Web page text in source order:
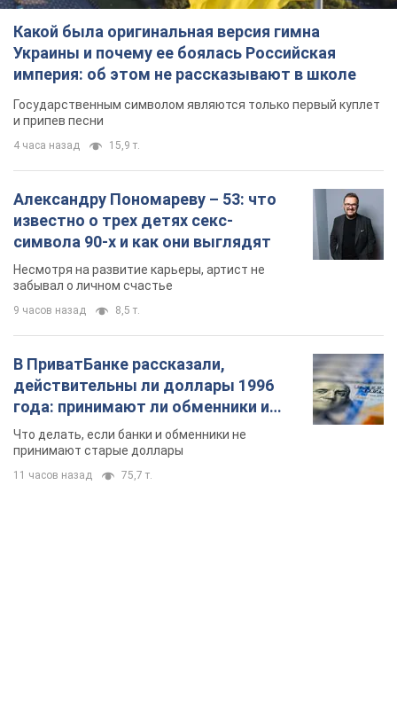
Какой была оригинальная версия гимна
Украины и почему ее боялась Российская
империя: об этом не рассказывают в школе
Государственным символом являются только первый куплет
и припев песни
4 часа назад 15,9 т.
Александру Пономареву – 53: что
известно о трех детях секс-
символа 90-х и как они выглядят
Несмотря на развитие карьеры, артист не
забывал о личном счастье
9 часов назад 8,5 т.
В ПриватБанке рассказали,
действительны ли доллары 1996
года: принимают ли обменники и
банки такие купюры
Что делать, если банки и обменники не
принимают старые доллары
11 часов назад 75,7 т.